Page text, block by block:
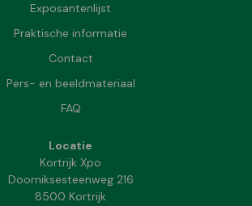
Exposantenlijst
Praktische informatie
Contact
Pers- en beeldmateriaal
FAQ
Locatie
Kortrijk Xpo
Doorniksesteenweg 216
8500 Kortrijk